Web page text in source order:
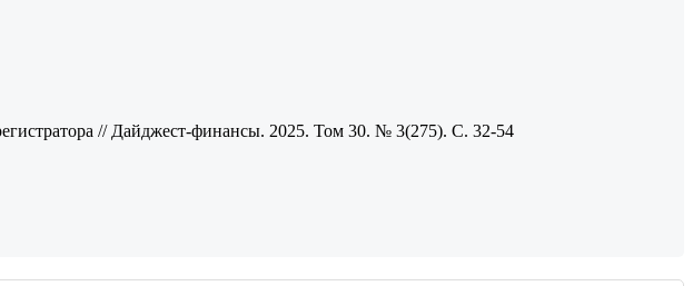
// Дайджест-финансы. 2025. Том 30. № 3(275). С. 32-54